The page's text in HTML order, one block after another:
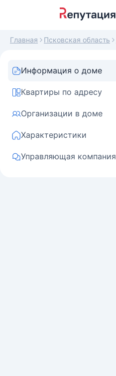
Главная Псковская область
Информация о доме
Квартиры по адресу
Организации в доме
Характеристики
Управляющая компания